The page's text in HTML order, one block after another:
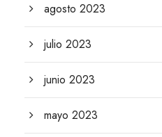
agosto 2023
julio 2023
junio 2023
mayo 2023